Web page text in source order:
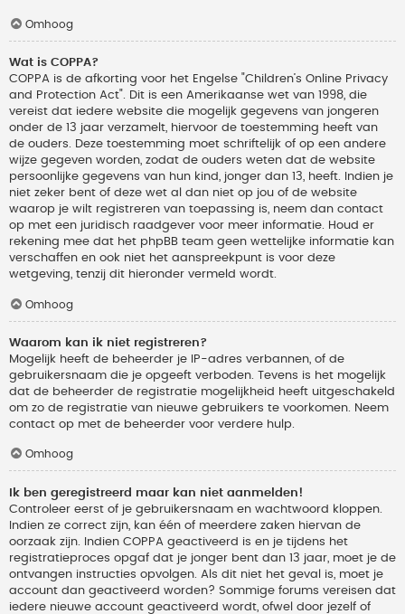
Omhoog
Wat is COPPA?
COPPA is de afkorting voor het Engelse "Children’s Online Privacy
and Protection Act". Dit is een Amerikaanse wet van 1998, die
vereist dat iedere website die mogelijk gegevens van jongeren
onder de 13 jaar verzamelt, hiervoor de toestemming heeft van
de ouders. Deze toestemming moet schriftelijk of op een andere
wijze gegeven worden, zodat de ouders weten dat de website
persoonlijke gegevens van hun kind, jonger dan 13, heeft. Indien je
niet zeker bent of deze wet al dan niet op jou of de website
waarop je wilt registreren van toepassing is, neem dan contact
op met een juridisch raadgever voor meer informatie. Houd er
rekening mee dat het phpBB team geen wettelijke informatie kan
verschaffen en ook niet het aanspreekpunt is voor deze
wetgeving, tenzij dit hieronder vermeld wordt.
Omhoog
Waarom kan ik niet registreren?
Mogelijk heeft de beheerder je IP-adres verbannen, of de
gebruikersnaam die je opgeeft verboden. Tevens is het mogelijk
dat de beheerder de registratie mogelijkheid heeft uitgeschakeld
om zo de registratie van nieuwe gebruikers te voorkomen. Neem
contact op met de beheerder voor verdere hulp.
Omhoog
Ik ben geregistreerd maar kan niet aanmelden!
Controleer eerst of je gebruikersnaam en wachtwoord kloppen.
Indien ze correct zijn, kan één of meerdere zaken hiervan de
oorzaak zijn. Indien COPPA geactiveerd is en je tijdens het
registratieproces opgaf dat je jonger bent dan 13 jaar, moet je de
ontvangen instructies opvolgen. Als dit niet het geval is, moet je
account dan geactiveerd worden? Sommige forums vereisen dat
iedere nieuwe account geactiveerd wordt, ofwel door jezelf of